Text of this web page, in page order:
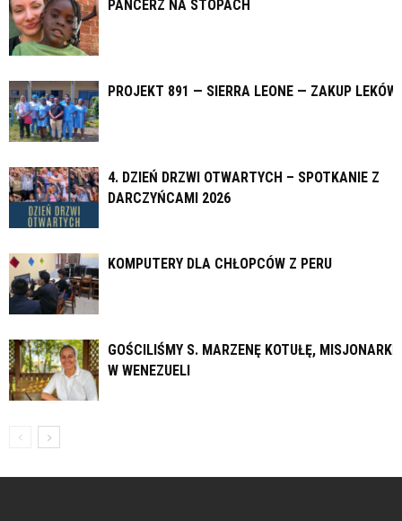
PANCERZ NA STOPACH
PROJEKT 891 — SIERRA LEONE — ZAKUP LEKÓW
4. DZIEŃ DRZWI OTWARTYCH – SPOTKANIE Z
DARCZYŃCAMI 2026
KOMPUTERY DLA CHŁOPCÓW Z PERU
GOŚCILIŚMY S. MARZENĘ KOTUŁĘ, MISJONARKĘ
W WENEZUELI